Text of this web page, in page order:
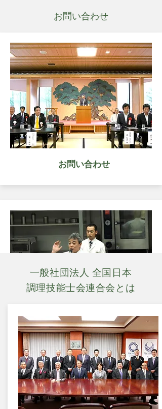
お問い合わせ
​ お問い合わせ
​ハラール講習会＆更新お申し込
み
詳細確認
一般社団法人 全国日本
調理技能士会​連合会とは